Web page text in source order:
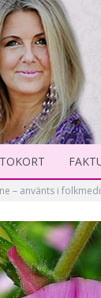
– använts i